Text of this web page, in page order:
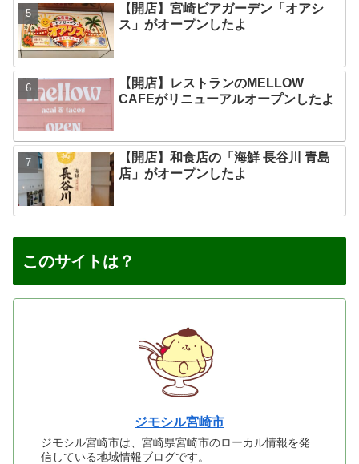
【開店】宮崎ビアガーデン「オアシ
ス」がオープンしたよ
【開店】レストランのMELLOW
CAFEがリニューアルオープンしたよ
【開店】和食店の「海鮮 長谷川 青島
店」がオープンしたよ
このサイトは？
ジモシル宮崎市
ジモシル宮崎市は、宮崎県宮崎市のローカル情報を発
信している地域情報ブログです。